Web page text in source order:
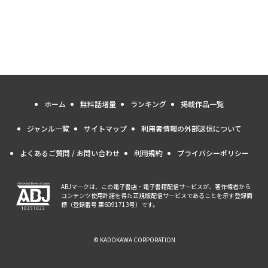
ホーム 無料話増量 ランキング 掲載作品一覧
ジャンル一覧 サイトマップ 利用者情報の外部送信について
よくあるご質問 / お問い合わせ 利用規約 プライバシーポリシー
ABJマークは、この電子書店・電子書籍配信サービスが、著作権者から
コンテンツ使用許諾を得た正規版配信サービスであることを示す登録商
標（登録番号 第6091713号）です。
© KADOKAWA CORPORATION